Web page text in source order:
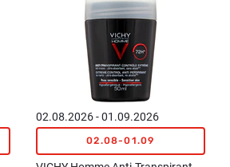
02.08.2026 - 01.09.2026
02.08-01.09